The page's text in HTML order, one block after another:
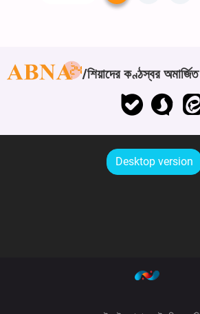
শিয়াদের কণ্ঠস্বর অমার্জিত
Desktop version